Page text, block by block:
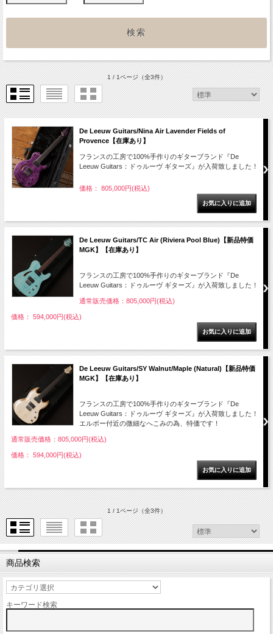
1 / 1ページ（全3件）
De Leeuw Guitars/Nina Air Lavender Fields of
Provence【在庫あり】
フランスの工房で100%手作りのギターブランド『De
Leeuw Guitars：ドゥルーヴ ギターズ』が入荷致しました！
価格： 805,000円(税込)
De Leeuw Guitars/TC Air (Riviera Pool Blue)【新品特価
MGK】【在庫あり】
フランスの工房で100%手作りのギターブランド『De
Leeuw Guitars：ドゥルーヴ ギターズ』が入荷致しました！
通常販売価格：805,000円(税込)
価格： 594,000円(税込)
De Leeuw Guitars/SY Walnut/Maple (Natural)【新品特価
MGK】【在庫あり】
フランスの工房で100%手作りのギターブランド『De
Leeuw Guitars：ドゥルーヴ ギターズ』が入荷致しました！
エルボー付近の微細なへこみの為、特価です！
通常販売価格：805,000円(税込)
価格： 594,000円(税込)
1 / 1ページ（全3件）
商品検索
キーワード検索